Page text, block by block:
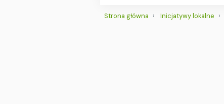
Strona główna Inicjatywy lokalne